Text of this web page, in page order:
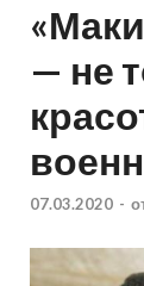
— не
07.03.2020 -